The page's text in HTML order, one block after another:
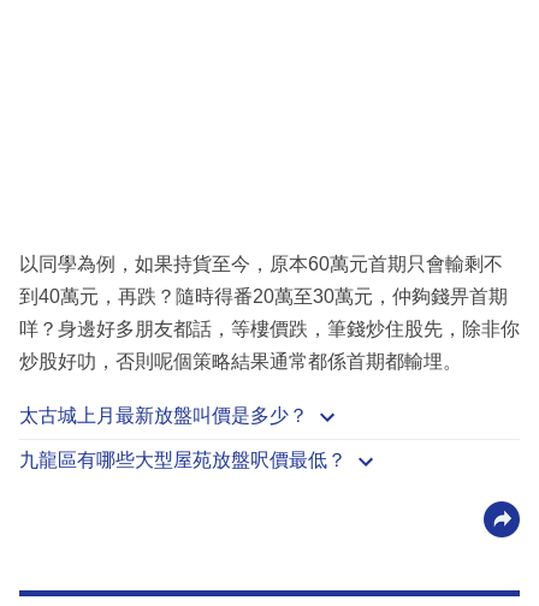
以同學為例，如果持貨至今，原本60萬元首期只會輸剩不
到40萬元，再跌？隨時得番20萬至30萬元，仲夠錢畀首期
咩？身邊好多朋友都話，等樓價跌，筆錢炒住股先，除非你
炒股好叻，否則呢個策略結果通常都係首期都輸埋。
太古城上月最新放盤叫價是多少？
九龍區有哪些大型屋苑放盤呎價最低？